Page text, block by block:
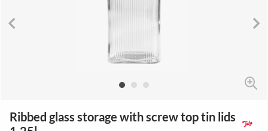
Ribbed glass storage with screw top tin lids